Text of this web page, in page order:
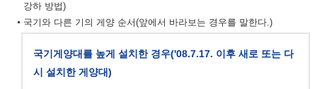
강하 방법)
국기와 다른 기의 게양 순서(앞에서 바라보는 경우를 말한다.)
국기게양대를 높게 설치한 경우('08.7.17. 이후 새로 또는 다
시 설치한 게양대)